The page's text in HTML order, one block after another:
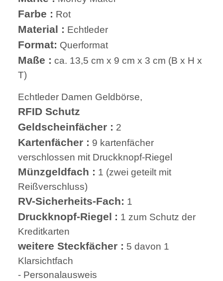
Farbe : Rot
Material : Echtleder
Format: Querformat
Maße : ca. 13,5 cm x 9 cm x 3 cm (B x H x
T)
Echtleder Damen Geldbörse,
RFID Schutz
Geldscheinfächer : 2
Kartenfächer : 9 kartenfächer
verschlossen mit Druckknopf-Riegel
Münzgeldfach : 1 (zwei geteilt mit
Reißverschluss)
RV-Sicherheits-Fach: 1
Druckknopf-Riegel : 1 zum Schutz der
Kreditkarten
weitere Steckfächer : 5 davon 1
Klarsichtfach
- Personalausweis